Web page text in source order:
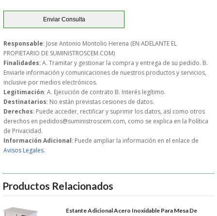
Responsable: Jose Antonio Montolio Herena (EN ADELANTE EL
PROPIETARIO DE SUMINISTROSCEM.COM)
Finalidades: A. Tramitar y gestionar la compra y entrega de su pedido. B.
Enviarle información y comunicaciones de nuestros productos y servicios,
inclusive por medios electrónicos.
Legitimación: A. Ejecución de contrato B. Interés legítimo.
Destinatarios: No están previstas cesiones de datos.
Derechos: Puede acceder, rectificar y suprimir los datos, así como otros
derechos en pedidos@suministroscem.com, como se explica en la Política
de Privacidad.
Información Adicional: Puede ampliar la información en el enlace de
Avisos Legales.
Productos Relacionados
Estante Adicional Acero Inoxidable Para Mesa De